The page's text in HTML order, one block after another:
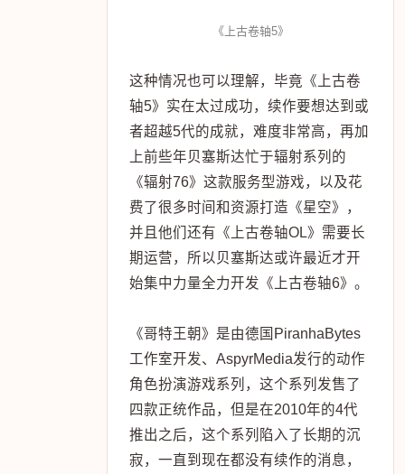
《上古卷轴5》
这种情况也可以理解，毕竟《上古卷
轴5》实在太过成功，续作要想达到或
者超越5代的成就，难度非常高，再加
上前些年贝塞斯达忙于辐射系列的
《辐射76》这款服务型游戏，以及花
费了很多时间和资源打造《星空》，
并且他们还有《上古卷轴OL》需要长
期运营，所以贝塞斯达或许最近才开
始集中力量全力开发《上古卷轴6》。
《哥特王朝》是由德国PiranhaBytes
工作室开发、AspyrMedia发行的动作
角色扮演游戏系列，这个系列发售了
四款正统作品，但是在2010年的4代
推出之后，这个系列陷入了长期的沉
寂，一直到现在都没有续作的消息，